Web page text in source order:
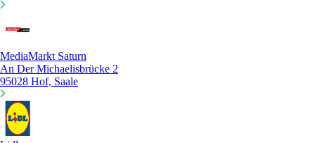
MediaMarkt Saturn
An Der Michaelisbrücke 2
95028 Hof, Saale